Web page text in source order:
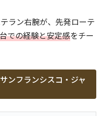
ラン右腕が、先発ローテ
での経験と安定感をチー
サンフランシスコ・ジャ